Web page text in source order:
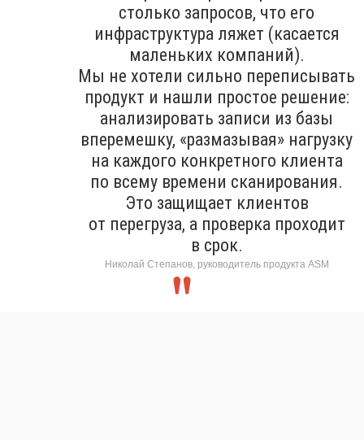
столько запросов, что его
инфраструктура ляжет (касается
маленьких компаний).
Мы не хотели сильно переписывать
продукт и нашли простое решение:
анализировать записи из базы
вперемешку, «размазывая» нагрузку
на каждого конкретного клиента
по всему времени сканирования.
Это защищает клиентов
от перегруза, а проверка проходит
в срок.
Николай Степанов, руководитель продукта ASM